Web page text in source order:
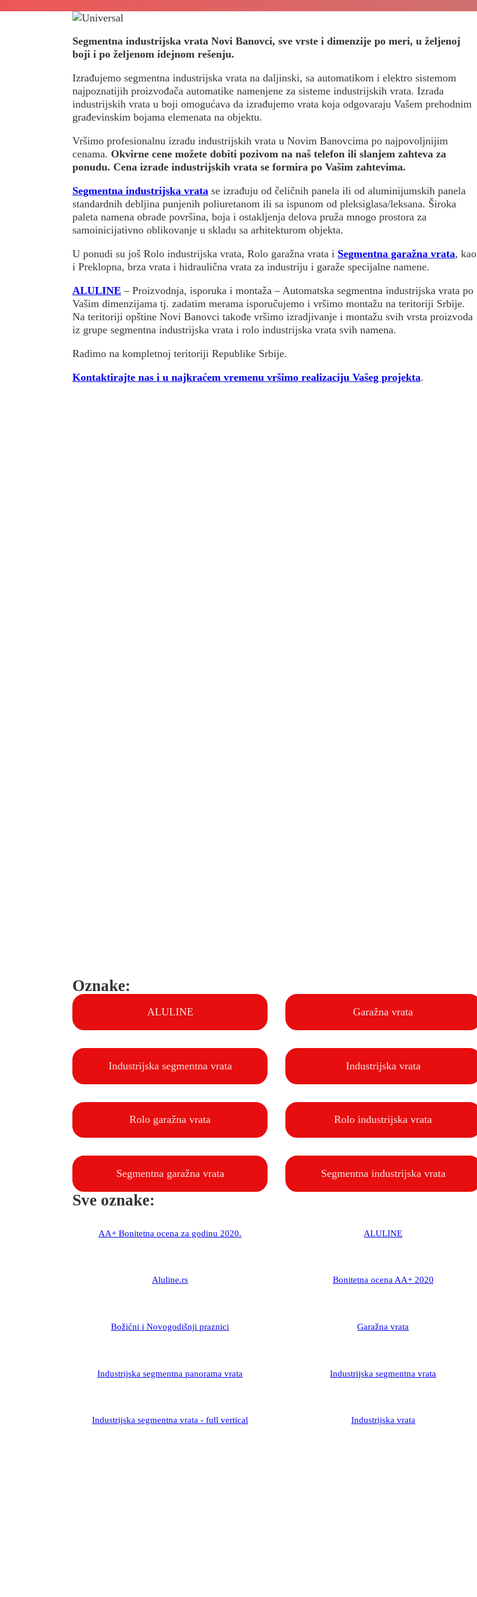
Segmentna industrijska vrata Novi Banovci, sve vrste i dimenzije po meri, u željenoj
boji i po željenom idejnom rešenju.
Izrađujemo segmentna industrijska vrata na daljinski, sa automatikom i elektro sistemom
najpoznatijih proizvođača automatike namenjene za sisteme industrijskih vrata. Izrada
industrijskih vrata u boji omogućava da izrađujemo vrata koja odgovaraju Vašem prehodnim
građevinskim bojama elemenata na objektu.
Vršimo profesionalnu izradu industrijskih vrata u Novim Banovcima po najpovoljnijim
cenama. Okvirne cene možete dobiti pozivom na naš telefon ili slanjem zahteva za
ponudu. Cena izrade industrijskih vrata se formira po Vašim zahtevima.
Segmentna industrijska vrata se izrađuju od čeličnih panela ili od aluminijumskih panela
standardnih debljina punjenih poliuretanom ili sa ispunom od pleksiglasa/leksana. Široka
paleta namena obrade površina, boja i ostakljenja delova pruža mnogo prostora za
samoinicijativno oblikovanje u skladu sa arhitekturom objekta.
U ponudi su još Rolo industrijska vrata, Rolo garažna vrata i Segmentna garažna vrata, kao
i Preklopna, brza vrata i hidraulična vrata za industriju i garaže specijalne namene.
ALULINE – Proizvodnja, isporuka i montaža – Automatska segmentna industrijska vrata po
Vašim dimenzijama tj. zadatim merama isporučujemo i vršimo montažu na teritoriji Srbije.
Na teritoriji opštine Novi Banovci takođe vršimo izradjivanje i montažu svih vrsta proizvoda
iz grupe segmentna industrijska vrata i rolo industrijska vrata svih namena.
Radimo na kompletnoj teritoriji Republike Srbije.
Kontaktirajte nas i u najkraćem vremenu vršimo realizaciju Vašeg projekta.
Oznake:
ALULINE Garažna vrata
Industrijska segmentna vrata Industrijska vrata
Rolo garažna vrata Rolo industrijska vrata
Segmentna garažna vrata Segmentna industrijska vrata
Sve oznake:
AA+ Bonitetna ocena za godinu 2020. ALULINE
Aluline.rs Bonitetna ocena AA+ 2020
Božićni i Novogodišnji praznici Garažna vrata
Industrijska segmentna panorama vrata Industrijska segmentna vrata
Industrijska segmentna vrata - full vertical Industrijska vrata